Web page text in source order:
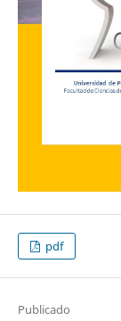
pdf
Publicado